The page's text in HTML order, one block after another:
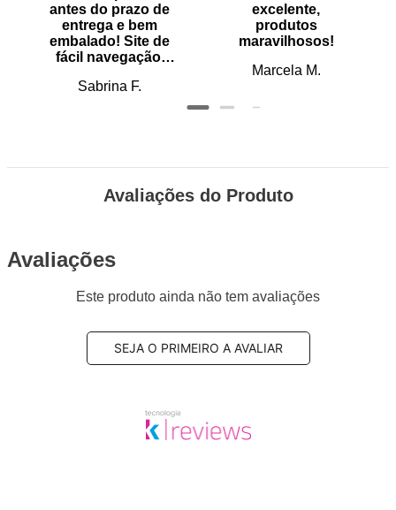
antes do prazo de
entrega e bem
embalado! Site de
fácil navegação.
Sabrina F.
excelente,
produtos
maravilhosos!
Marcela M.
Avaliações do Produto
Avaliações
Este produto ainda não tem avaliações
SEJA O PRIMEIRO A AVALIAR